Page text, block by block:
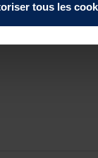
tous les